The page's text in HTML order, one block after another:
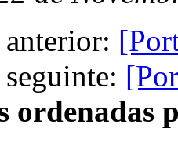
ordenadas